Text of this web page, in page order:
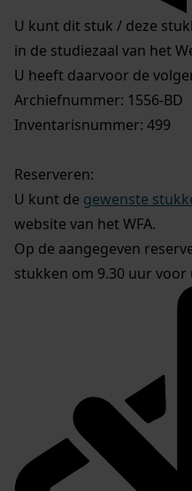
U kunt dit stuk / deze
in de studiezaal van het
U heeft daarvoor de
Archiefnummer: 1556-BD
Inventarisnummer: 499
Reserveren:
U kunt de gewenste
website van het WFA.
Op de aangegeven
stukken om 9.30 uur voor